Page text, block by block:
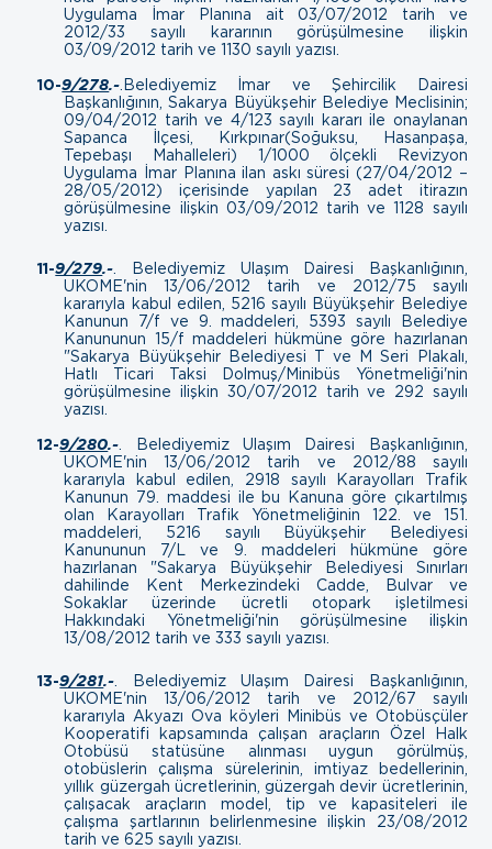
Uygulama İmar Planına ait 03/07/2012 tarih ve
2012/33 sayılı kararının görüşülmesine ilişkin
03/09/2012 tarih ve 1130 sayılı yazısı.
10-9/278.- Belediyemiz İmar ve Şehircilik Dairesi
Başkanlığının, Sakarya Büyükşehir Belediye Meclisinin;
09/04/2012 tarih ve 4/123 sayılı kararı ile onaylanan
Sapanca İlçesi, Kırkpınar(Soğuksu, Hasanpaşa,
Tepebaşı Mahalleleri) 1/1000 ölçekli Revizyon
Uygulama İmar Planına ilan askı süresi (27/04/2012 –
28/05/2012) içerisinde yapılan 23 adet itirazın
görüşülmesine ilişkin 03/09/2012 tarih ve 1128 sayılı
yazısı.
11-9/279.-
Belediyemiz Ulaşım Dairesi Başkanlığının,
UKOME'nin 13/06/2012 tarih ve 2012/75 sayılı
kararıyla kabul edilen, 5216 sayılı Büyükşehir Belediye
Kanunun 7/f ve 9. maddeleri, 5393 sayılı Belediye
Kanununun 15/f maddeleri hükmüne göre hazırlanan
"Sakarya Büyükşehir Belediyesi T ve M Seri Plakalı,
Hatlı Ticari Taksi Dolmuş/Minibüs Yönetmeliği'nin
görüşülmesine ilişkin 30/07/2012 tarih ve 292 sayılı
yazısı.
12-9/280.-
Belediyemiz Ulaşım Dairesi Başkanlığının,
UKOME'nin 13/06/2012 tarih ve 2012/88 sayılı
kararıyla kabul edilen, 2918 sayılı Karayolları Trafik
Kanunun 79. maddesi ile bu Kanuna göre çıkartılmış
olan Karayolları Trafik Yönetmeliğinin 122. ve 151.
maddeleri, 5216 sayılı Büyükşehir Belediyesi
Kanununun 7/L ve 9. maddeleri hükmüne göre
hazırlanan "Sakarya Büyükşehir Belediyesi Sınırları
dahilinde Kent Merkezindeki Cadde, Bulvar ve
Sokaklar üzerinde ücretli otopark işletilmesi
Hakkındaki Yönetmeliği'nin görüşülmesine ilişkin
13/08/2012 tarih ve 333 sayılı yazısı.
13-9/281.-
Belediyemiz Ulaşım Dairesi Başkanlığının,
UKOME'nin 13/06/2012 tarih ve 2012/67 sayılı
kararıyla Akyazı Ova köyleri Minibüs ve Otobüsçüler
Kooperatifi kapsamında çalışan araçların Özel Halk
Otobüsü statüsüne alınması uygun görülmüş,
otobüslerin çalışma sürelerinin, imtiyaz bedellerinin,
yıllık güzergah ücretlerinin, güzergah devir ücretlerinin,
çalışacak araçların model, tip ve kapasiteleri ile
çalışma şartlarının belirlenmesine ilişkin 23/08/2012
tarih ve 625 sayılı yazısı.